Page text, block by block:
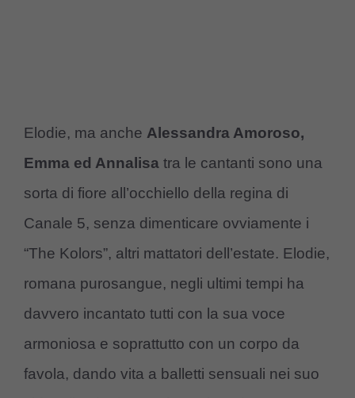
Elodie, ma anche Alessandra Amoroso,
Emma ed Annalisa tra le cantanti sono una
sorta di fiore all’occhiello della regina di
Canale 5, senza dimenticare ovviamente i
“The Kolors”, altri mattatori dell’estate. Elodie,
romana purosangue, negli ultimi tempi ha
davvero incantato tutti con la sua voce
armoniosa e soprattutto con un corpo da
favola, dando vita a balletti sensuali nei suo